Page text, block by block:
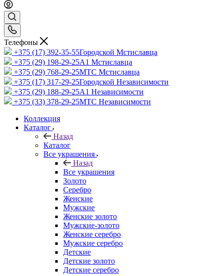
Телефоны
+375 (17) 392-35-55Городской Мстиславца
+375 (29) 198-29-25A1 Мстиславца
+375 (29) 768-29-25МТС Мстиславца
+375 (17) 317-29-25Городской Независимости
+375 (29) 188-29-25A1 Независимости
+375 (33) 378-29-25МТС Независимости
Коллекция
Каталог
Назад
Каталог
Все украшения
Назад
Все украшения
Золото
Серебро
Женские
Мужские
Женские золото
Мужские-золото
Женские серебро
Мужские серебро
Детские
Детские золото
Детские серебро